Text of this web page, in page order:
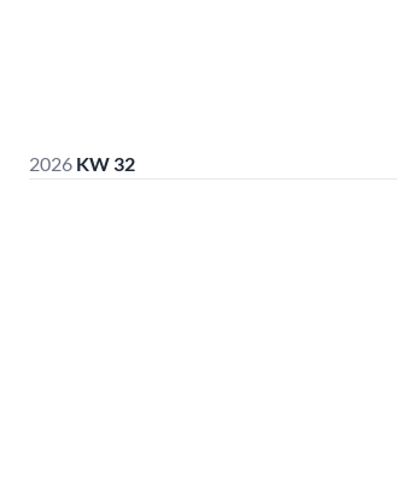
2026 KW 32